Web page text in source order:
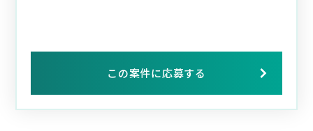
この案件に応募する